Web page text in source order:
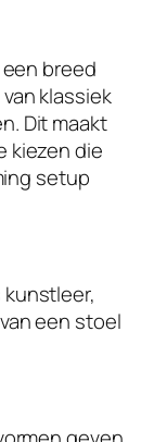
breed
klassiek
Dit maakt
kiezen die
setup
kunstleer,
een stoel